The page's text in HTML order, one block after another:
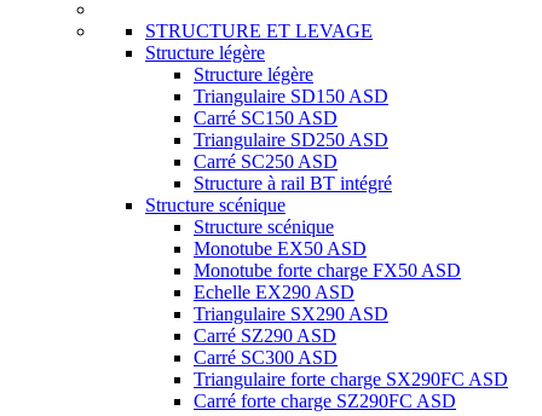
STRUCTURE ET LEVAGE
Structure légère
Structure légère
Triangulaire SD150 ASD
Carré SC150 ASD
Triangulaire SD250 ASD
Carré SC250 ASD
Structure à rail BT intégré
Structure scénique
Structure scénique
Monotube EX50 ASD
Monotube forte charge FX50 ASD
Echelle EX290 ASD
Triangulaire SX290 ASD
Carré SZ290 ASD
Carré SC300 ASD
Triangulaire forte charge SX290FC ASD
Carré forte charge SZ290FC ASD